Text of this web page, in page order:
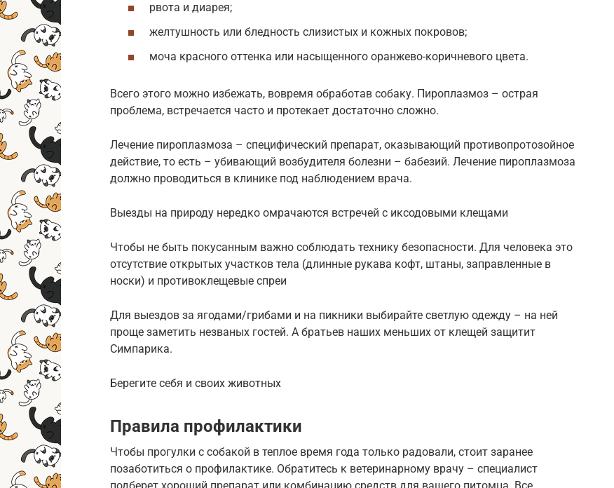
рвота и диарея;
желтушность или бледность слизистых и кожных покровов;
моча красного оттенка или насыщенного оранжево-коричневого цвета.
Всего этого можно избежать, вовремя обработав собаку. Пироплазмоз – острая
проблема, встречается часто и протекает достаточно сложно.
Лечение пироплазмоза – специфический препарат, оказывающий противопротозойное
действие, то есть – убивающий возбудителя болезни – бабезий. Лечение пироплазмоза
должно проводиться в клинике под наблюдением врача.
Выезды на природу нередко омрачаются встречей с иксодовыми клещами
Чтобы не быть покусанным важно соблюдать технику безопасности. Для человека это
отсутствие открытых участков тела (длинные рукава кофт, штаны, заправленные в
носки) и противоклещевые спреи
Для выездов за ягодами/грибами и на пикники выбирайте светлую одежду – на ней
проще заметить незваных гостей. А братьев наших меньших от клещей защитит
Симпарика.
Берегите себя и своих животных
Правила профилактики
Чтобы прогулки с собакой в теплое время года только радовали, стоит заранее
позаботиться о профилактике. Обратитесь к ветеринарному врачу – специалист